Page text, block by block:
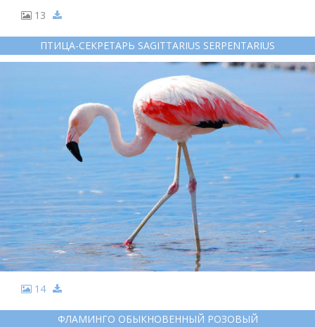
13
ПТИЦА-СЕКРЕТАРЬ SAGITTARIUS SERPENTARIUS
14
ФЛАМИНГО ОБЫКНОВЕННЫЙ РОЗОВЫЙ